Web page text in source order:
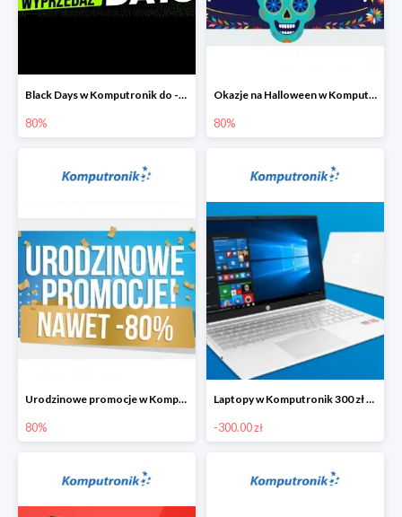
Black Days w Komputronik do -80%
80%
Okazje na Halloween w Komputronik do -80%
80%
Urodzinowe promocje w Komputronik do -80%
80%
Laptopy w Komputronik 300 zł taniej
-300.00 zł